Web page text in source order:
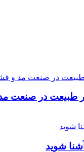
طبیعت در صنعت
شوید